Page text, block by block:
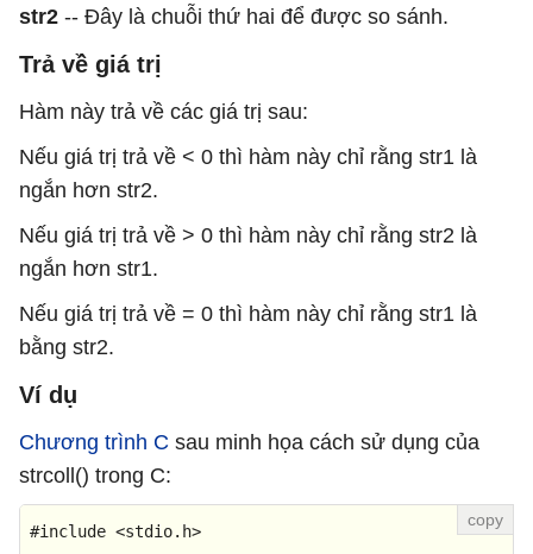
str2 -- Đây là chuỗi thứ hai để được so sánh.
Trả về giá trị
Hàm này trả về các giá trị sau:
Nếu giá trị trả về < 0 thì hàm này chỉ rằng str1 là
ngắn hơn str2.
Nếu giá trị trả về > 0 thì hàm này chỉ rằng str2 là
ngắn hơn str1.
Nếu giá trị trả về = 0 thì hàm này chỉ rằng str1 là
bằng str2.
Ví dụ
Chương trình C sau minh họa cách sử dụng của
strcoll() trong C:
#include <stdio.h>